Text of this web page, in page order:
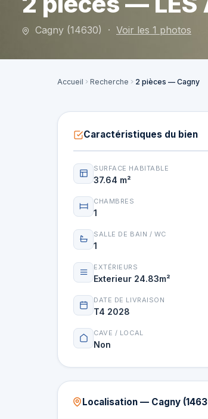
Cagny (14630) · Voir les 1 photos
Accueil Recherche 2 pièces — Cagny
Caractéristiques du bien
SURFACE HABITABLE
37.64 m²
CHAMBRES
1
SALLE DE BAIN / WC
1
EXTÉRIEURS
Exterieur 24.83m²
DATE DE LIVRAISON
T4 2028
CAVE / LOCAL
Non
Localisation — Cagny